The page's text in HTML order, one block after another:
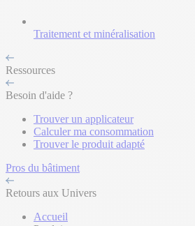
Traitement et minéralisation
Ressources
Besoin d'aide ?
Trouver un applicateur
Calculer ma consommation
Trouver le produit adapté
Pros du bâtiment
Retours aux Univers
Accueil